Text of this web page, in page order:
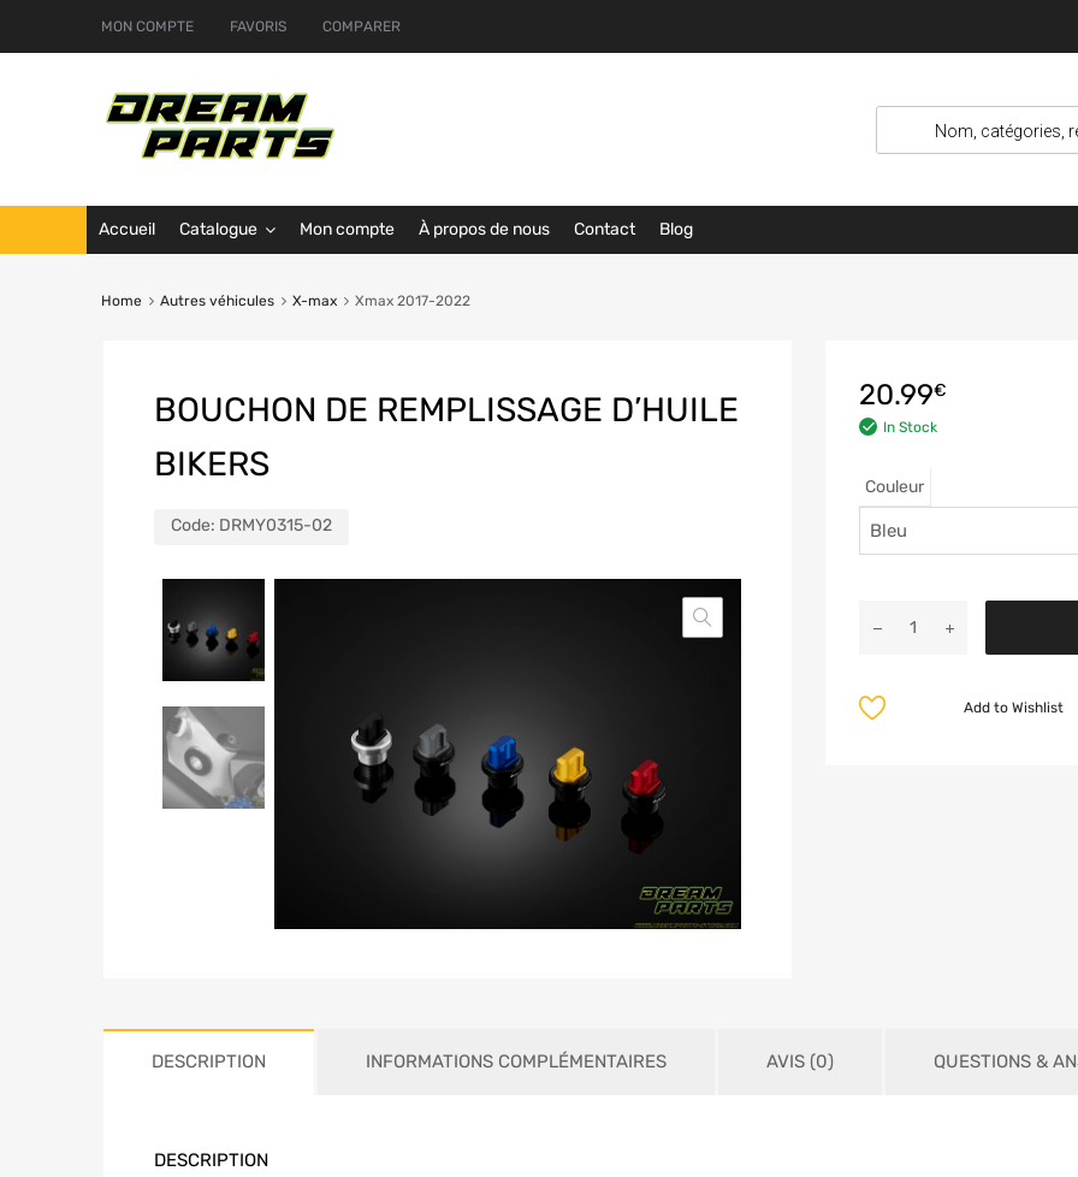
MON COMPTE FAVORIS COMPARER
Accueil Catalogue Mon compte À propos de nous Contact Blog
Home Autres véhicules X-max Xmax 2017-2022
BOUCHON DE REMPLISSAGE D’HUILE
BIKERS
Code: DRMY0315-02
20.99€
In Stock
Couleur
Add to Wishlist
DESCRIPTION INFORMATIONS COMPLÉMENTAIRES AVIS (0) QUESTIONS &
DESCRIPTION